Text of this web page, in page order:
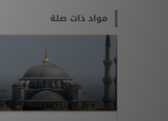
مواد ذات صلة